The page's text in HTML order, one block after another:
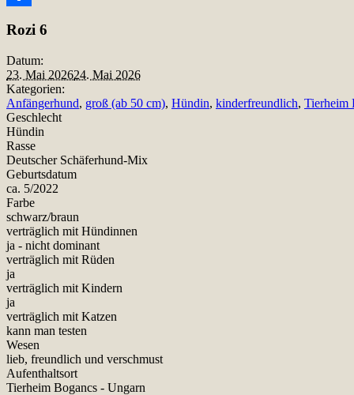
Rozi 6
Datum:
23. Mai 202624. Mai 2026
Kategorien:
Anfängerhund, groß (ab 50 cm), Hündin, kinderfreundlich, Tierheim
Geschlecht
Hündin
Rasse
Deutscher Schäferhund-Mix
Geburtsdatum
ca. 5/2022
Farbe
schwarz/braun
verträglich mit Hündinnen
ja - nicht dominant
verträglich mit Rüden
ja
verträglich mit Kindern
ja
verträglich mit Katzen
kann man testen
Wesen
lieb, freundlich und verschmust
Aufenthaltsort
Tierheim Bogancs - Ungarn